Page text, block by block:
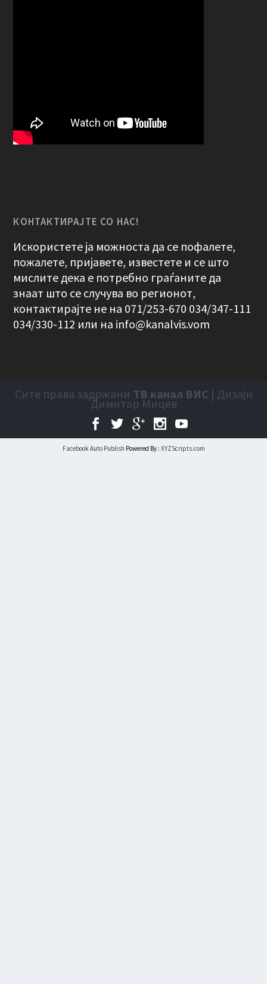
КОНТАКТИРАЈТЕ СО НАС!
Искористете ја можноста да се пофалете,
пожалете, пријавете, известете и се што
мислите дека е потребно граѓаните да
знаат што се случува во регионот,
контактирајте не на 071/253-670 034/347-111
034/330-112 или на info@kanalvis.vom
Сите права задржани ТВ канал ВИС | Дизајн
Димитар Мицев
Facebook Auto Publish Powered By : XYZScripts.com